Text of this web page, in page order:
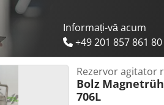
Informați-vă acum
+49 201 857 861 80
Rezervor agitator
Bolz
706L